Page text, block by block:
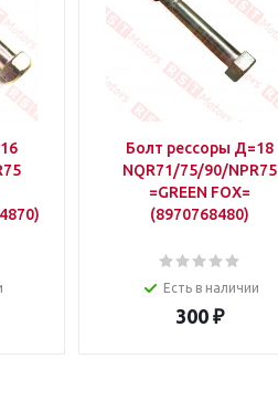
Болт рессоры Д=18
NQR71/75/90/NPR75
=GREEN FOX=
(8970768480)
Есть в наличии
300 ₽